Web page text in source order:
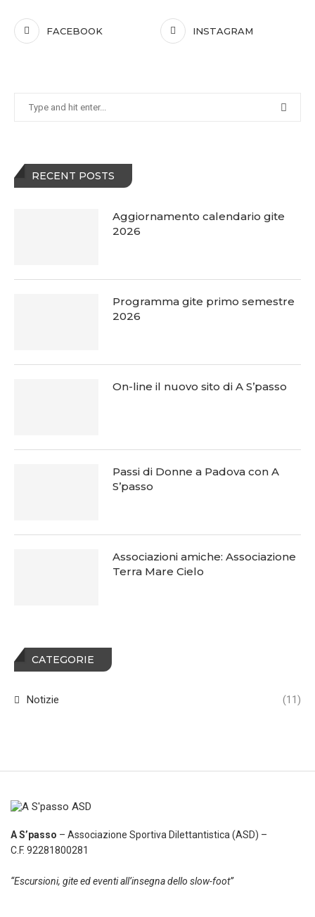
FACEBOOK INSTAGRAM
RECENT POSTS
Aggiornamento calendario gite
2026
Programma gite primo semestre
2026
On-line il nuovo sito di A S’passo
Passi di Donne a Padova con A
S’passo
Associazioni amiche: Associazione
Terra Mare Cielo
CATEGORIE
Notizie (11)
A S’passo – Associazione Sportiva Dilettantistica (ASD) –
C.F. 92281800281
“Escursioni, gite ed eventi all’insegna dello slow-foot”